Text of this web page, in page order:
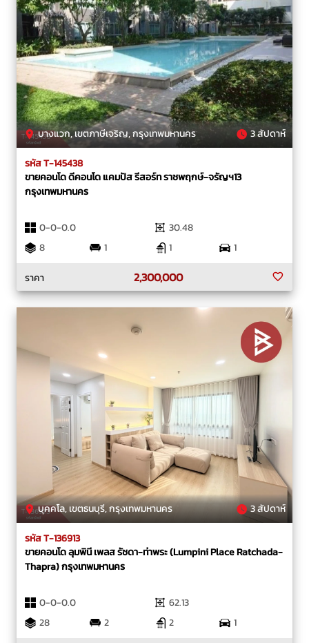
บางแวก, เขตภาษีเจริญ, กรุงเทพมหานคร 3 สัปดาห์
รหัส T-145438
ขายคอนโด ดีคอนโด แคมปัส รีสอร์ท ราชพฤกษ์-จรัญฯ13
กรุงเทพมหานคร
0-0-0.0
30.48
8
1 1
1
ราคา
2,300,000
บุคคโล, เขตธนบุรี, กรุงเทพมหานคร 3 สัปดาห์
รหัส T-136913
ขายคอนโด ลุมพินี เพลส รัชดา-ท่าพระ (Lumpini Place Ratchada-
Thapra) กรุงเทพมหานคร
0-0-0.0
62.13
28
2 2
1